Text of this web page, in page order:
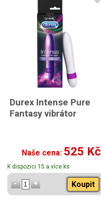
Durex Intense Pure
Fantasy vibrátor
Naše cena: 525 Kč
K dispozici 15 a více ks
Koupit